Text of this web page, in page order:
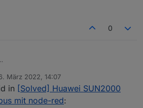
0
NICHTdie FusionSolar App.
zwei verschiedene Apps!
hat sich leider
(Hardware Defekt), deshalb
nicht so richtig darauf zugreifen...
gibt es, wenn ich vor dem
März 2022, 14:07
von
in [Solved] Huawei SUN2000
mit node-red: